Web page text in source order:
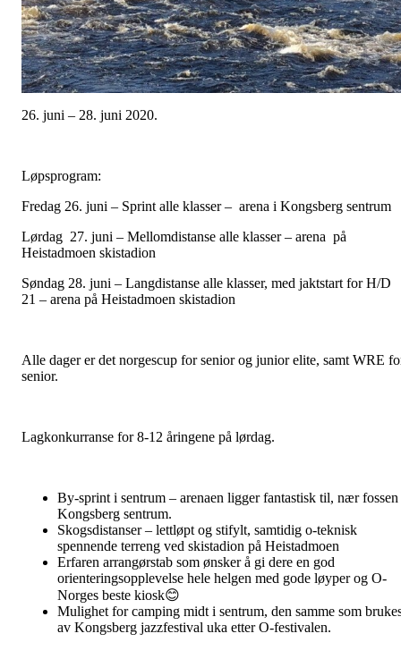
26. juni – 28. juni 2020.
Løpsprogram:
Fredag 26. juni – Sprint alle klasser – arena i Kongsberg sentrum
Lørdag 27. juni – Mellomdistanse alle klasser – arena på
Heistadmoen skistadion
Søndag 28. juni – Langdistanse alle klasser, med jaktstart for H/D
21 – arena på Heistadmoen skistadion
Alle dager er det norgescup for senior og junior elite, samt WRE
senior.
Lagkonkurranse for 8-12 åringene på lørdag.
By-sprint i sentrum – arenaen ligger fantastisk til, nær
Kongsberg sentrum.
Skogsdistanser – lettløpt og stifylt, samtidig o-teknisk
spennende terreng ved skistadion på Heistadmoen
Erfaren arrangørstab som ønsker å gi dere en god
orienteringsopplevelse hele helgen med gode løyper og O-
Norges beste kiosk😊
Mulighet for camping midt i sentrum, den samme som
av Kongsberg jazzfestival uka etter O-festivalen.